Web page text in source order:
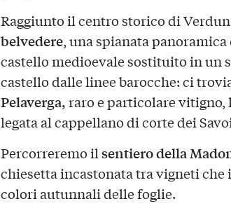
Raggiunto il centro storico di
belvedere, una spianata
castello medioevale sostituito in un
castello dalle linee barocche: ci
Pelaverga,raro e particolare vitigno,
legata al cappellano di corte dei
Percorreremo ilsentiero della
chiesetta incastonata tra vigneti
colori autunnali delle foglie.